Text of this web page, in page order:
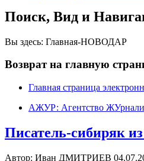
Поиск, Вид и
Вы здесь: Главная-НОВОДАР
Возврат на главную
Главная страница
АЖУР: Агентство
Писатель-сибиряк
Автор: Иван ДМИТРИЕВ